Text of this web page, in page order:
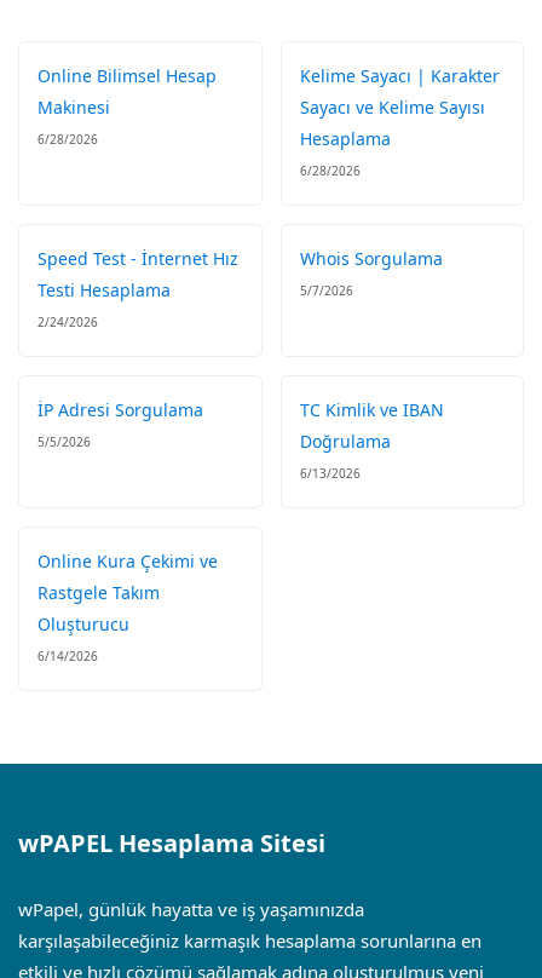
Online Bilimsel Hesap
Makinesi
6/28/2026
Kelime Sayacı | Karakter
Sayacı ve Kelime Sayısı
Hesaplama
6/28/2026
Speed Test - İnternet Hız
Testi Hesaplama
2/24/2026
Whois Sorgulama
5/7/2026
İP Adresi Sorgulama
5/5/2026
TC Kimlik ve IBAN
Doğrulama
6/13/2026
Online Kura Çekimi ve
Rastgele Takım
Oluşturucu
6/14/2026
wPAPEL Hesaplama Sitesi
wPapel, günlük hayatta ve iş yaşamınızda
karşılaşabileceğiniz karmaşık hesaplama sorunlarına en
etkili ve hızlı çözümü sağlamak adına oluşturulmuş yeni